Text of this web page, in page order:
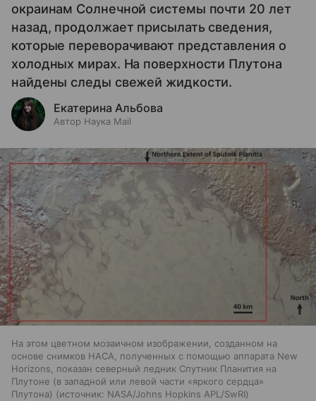
окраинам Солнечной системы почти 20 лет
назад, продолжает присылать сведения,
которые переворачивают представления о
холодных мирах. На поверхности Плутона
найдены следы свежей жидкости.
Екатерина Альбова
Автор Наука Mail
На этом цветном мозаичном изображении, созданном на
основе снимков НАСА, полученных с помощью аппарата New
Horizons, показан северный ледник Спутник Планития на
Плутоне (в западной или левой части «яркого сердца»
Плутона)
источник: NASA/Johns Hopkins APL/SwRI